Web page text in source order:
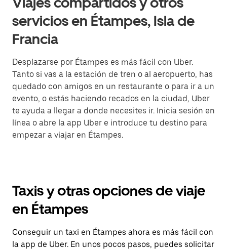
servicios en Étampes, Isla de
Francia
Desplazarse por Étampes es más fácil con Uber.
Tanto si vas a la estación de tren o al aeropuerto, has
quedado con amigos en un restaurante o para ir a un
evento, o estás haciendo recados en la ciudad, Uber
te ayuda a llegar a donde necesites ir. Inicia sesión en
línea o abre la app Uber e introduce tu destino para
empezar a viajar en Étampes.
Taxis y otras opciones de viaje
en Étampes
Conseguir un taxi en Étampes ahora es más fácil con
la app de Uber. En unos pocos pasos, puedes solicitar